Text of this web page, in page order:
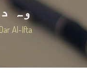
وہ
Al-Ifta